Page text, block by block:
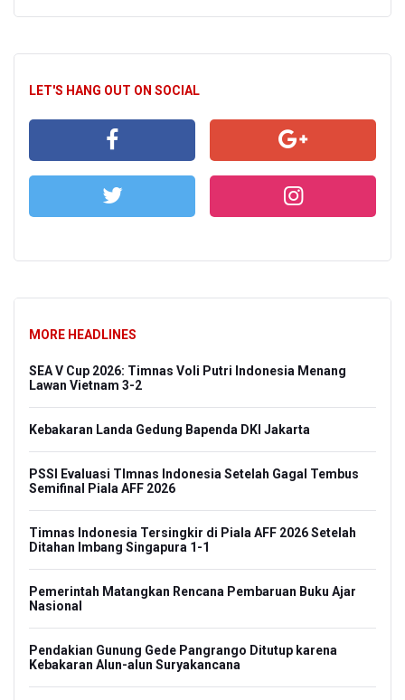
LET'S HANG OUT ON SOCIAL
MORE HEADLINES
SEA V Cup 2026: Timnas Voli Putri Indonesia Menang
Lawan Vietnam 3-2
Kebakaran Landa Gedung Bapenda DKI Jakarta
PSSI Evaluasi TImnas Indonesia Setelah Gagal Tembus
Semifinal Piala AFF 2026
Timnas Indonesia Tersingkir di Piala AFF 2026 Setelah
Ditahan Imbang Singapura 1-1
Pemerintah Matangkan Rencana Pembaruan Buku Ajar
Nasional
Pendakian Gunung Gede Pangrango Ditutup karena
Kebakaran Alun-alun Suryakancana